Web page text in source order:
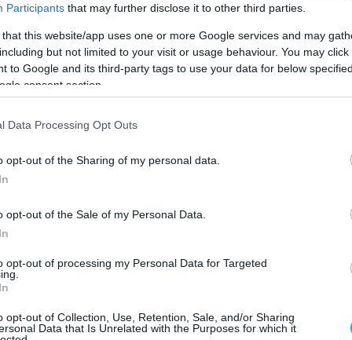
Participants that may further disclose it to other third parties.
that this website/app uses one or more Google services and may
but not limited to your visit or usage behaviour. You may
to Google and its third-party tags to use your data for below
consent section.
Data Processing Opt Outs
opt-out of the Sharing of my personal data.
opt-out of the Sale of my Personal Data.
opt-out of processing my Personal Data for Targeted
opt-out of Collection, Use, Retention, Sale, and/or Sharing
Data that Is Unrelated with the Purposes for which it
στη σχέση, δεν είμαι με την πραγματικότητά μου.
αυτό. Θα μπορούσαμε να είμαστε περισσότερο